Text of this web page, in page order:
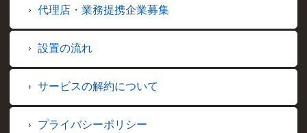
代理店・業務提携企業募集
設置の流れ
サービスの解約について
プライバシーポリシー